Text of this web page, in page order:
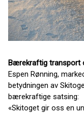
Bærekraftig transport
Espen Rønning,
betydningen av
bærekraftige satsing:
«Skitoget gir oss en